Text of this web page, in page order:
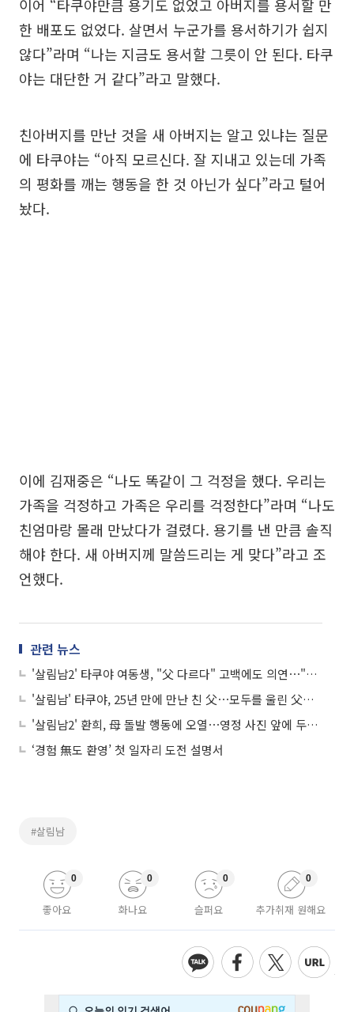
이어 “타쿠야만큼 용기도 없었고 아버지를 용서할 만
한 배포도 없었다. 살면서 누군가를 용서하기가 쉽지
않다”라며 “나는 지금도 용서할 그릇이 안 된다. 타쿠
야는 대단한 거 같다”라고 말했다.
친아버지를 만난 것을 새 아버지는 알고 있냐는 질문
에 타쿠야는 “아직 모르신다. 잘 지내고 있는데 가족
의 평화를 깨는 행동을 한 것 아닌가 싶다”라고 털어
놨다.
이에 김재중은 “나도 똑같이 그 걱정을 했다. 우리는
가족을 걱정하고 가족은 우리를 걱정한다”라며 “나도
친엄마랑 몰래 만났다가 걸렸다. 용기를 낸 만큼 솔직
해야 한다. 새 아버지께 말씀드리는 게 맞다”라고 조
언했다.
관련 뉴스
'살림남2' 타쿠야 여동생, "父 다르다" 고백에도 의연⋯"그래도 우린 남매"
'살림남' 타쿠야, 25년 만에 만난 친 父⋯모두를 울린 父의 한마디
'살림남2' 환희, 母 돌발 행동에 오열⋯영정 사진 앞에 두고 눈물
‘경험 無도 환영’ 첫 일자리 도전 설명서
#살림남
좋아요
0
화나요
0
슬퍼요
0
추가취재 원해요
0